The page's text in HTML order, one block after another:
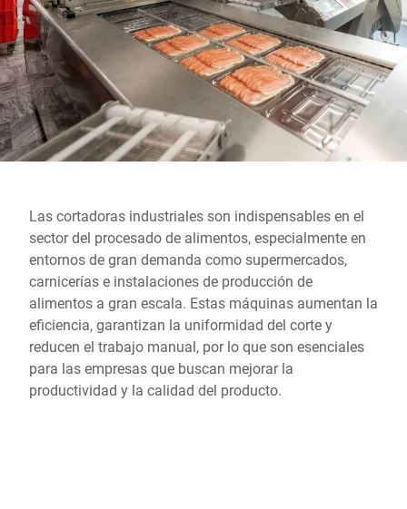
Sitio web global
Las cortadoras industriales son indispensables en el
sector del procesado de alimentos, especialmente en
entornos de gran demanda como supermercados,
carnicerías e instalaciones de producción de
alimentos a gran escala. Estas máquinas aumentan la
eficiencia, garantizan la uniformidad del corte y
reducen el trabajo manual, por lo que son esenciales
para las empresas que buscan mejorar la
productividad y la calidad del producto.